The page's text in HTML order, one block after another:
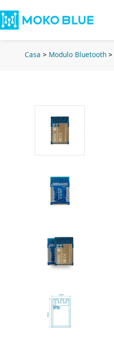
Casa > Modulo Bluetooth >